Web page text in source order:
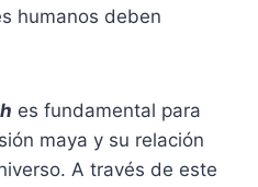
humanos deben
es fundamental para
maya y su relación
A través de este